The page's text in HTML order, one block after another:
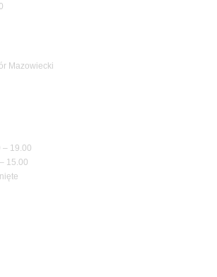
Mazowiecki
– 19.00